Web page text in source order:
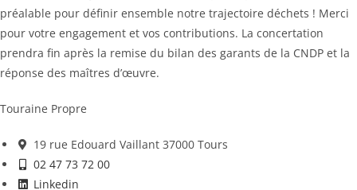
préalable pour définir ensemble notre trajectoire déchets ! Merci
pour votre engagement et vos contributions. La concertation
prendra fin après la remise du bilan des garants de la CNDP et la
réponse des maîtres d’œuvre.
Touraine Propre
19 rue Edouard Vaillant 37000 Tours
02 47 73 72 00
Linkedin